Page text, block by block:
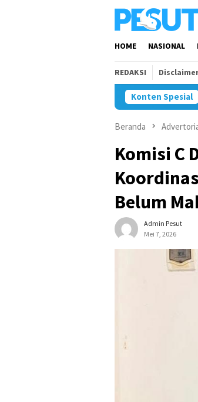
HOME NASIONAL
REDAKSI
Konten Spesial
Beranda
Komisi C
Belum
Admin Pesut
Mei 7, 2026